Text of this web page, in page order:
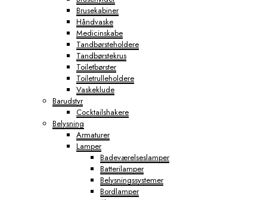
Brusekabiner
Håndvaske
Medicinskabe
Tandbørsteholdere
Tandbørstekrus
Toiletbørster
Toiletrulleholdere
Vaskeklude
Barudstyr
Cocktailshakere
Belysning
Armaturer
Lamper
Badeværelseslamper
Batterilamper
Belysningssystemer
Bordlamper